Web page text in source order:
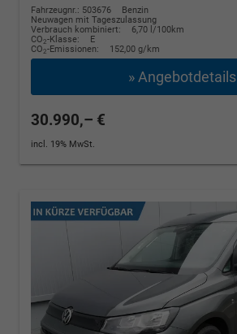
Fahrzeugnr.: 503676
Benzin
Neuwagen mit Tageszulassung
Verbrauch kombiniert:
6,70 l/100km
CO2-Klasse:
E
CO2-Emissionen: 152,00 g/km
» Angebotdetails
30.990,– €
incl. 19% MwSt.